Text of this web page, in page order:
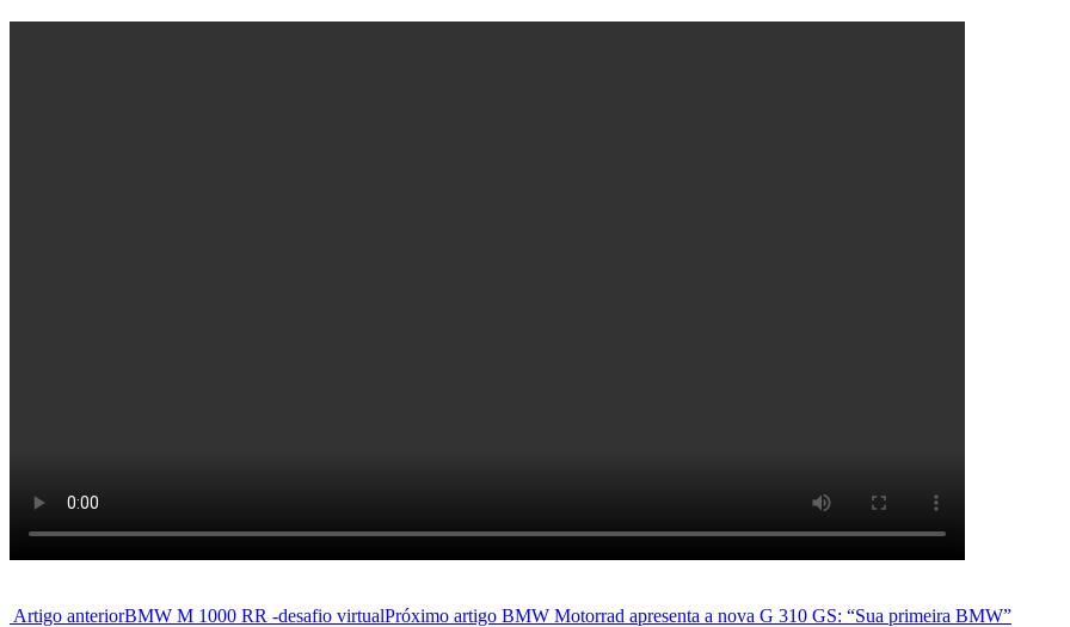
Artigo anteriorBMW M 1000 RR -desafio virtualPróximo artigo BMW Motorrad apresenta a nova G 310 GS: “Sua primeira BMW”